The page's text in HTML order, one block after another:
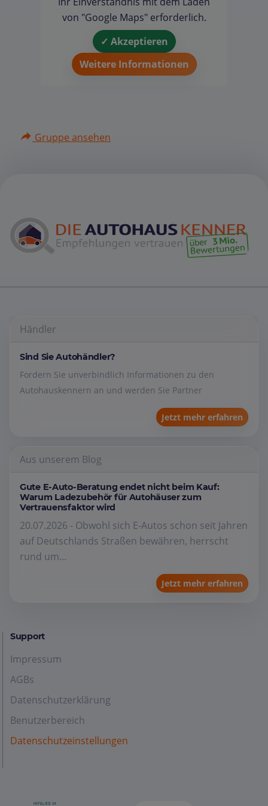
von "Google Maps" erforderlich.
✓ Akzeptieren
Weitere Informationen
Gruppe ansehen
Händler
Sind Sie Autohändler?
Fordern Sie unverbindlich Informationen zu den
Autohauskennern an und werden Sie Partner
Jetzt mehr erfahren
Aus unserem Blog
Gute E-Auto-Beratung endet nicht beim Kauf:
Warum Ladezubehör für Autohäuser zum
Vertrauensfaktor wird
20.07.2026 - Obwohl sich E-Autos schon seit Jahren
auf Deutschlands Straßen bewähren, herrscht
rund um...
Jetzt mehr erfahren
Support
Impressum
AGBs
Datenschutzerklärung
Benutzerbereich
Datenschutzeinstellungen